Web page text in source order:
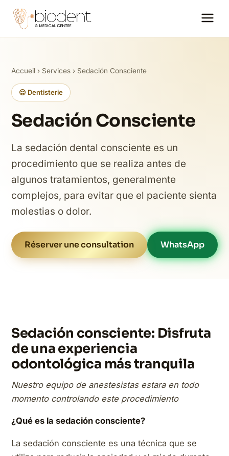
Accueil › Services › Sedación Consciente
😌 Dentisterie
Sedación Consciente
La sedación dental consciente es un
procedimiento que se realiza antes de
algunos tratamientos, generalmente
complejos, para evitar que el paciente sienta
molestias o dolor.
Réserver une consultation WhatsApp
Sedación consciente: Disfruta
de una experiencia
odontológica más tranquila
Nuestro equipo de anestesistas estara en todo
momento controlando este procedimiento
¿Qué es la sedación consciente?
La sedación consciente es una técnica que se